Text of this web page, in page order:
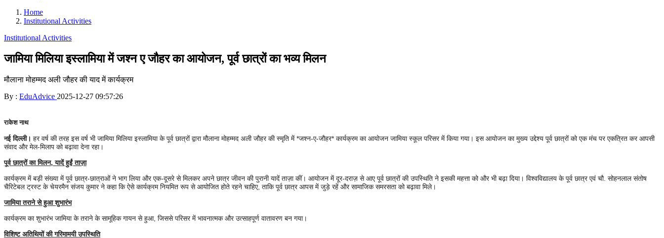
Home
Institutional Activities
Institutional Activities
जामिया मिलिया इस्लामिया में जश्न ए जौहर का आयोजन, पूर्व छात्रों का भव्य मिलन
मौलाना मोहम्मद अली जौहर की याद में कार्यक्रम
By : EduAdvice 2025-12-27 09:57:26
राकेश नाथ
नई दिल्ली। हर वर्ष की तरह इस वर्ष भी जामिया मिलिया इस्लामिया के पूर्व छात्रों द्वारा मौलाना मोहम्मद अली जौहर की स्मृति में *जश्न-ए-जौहर* कार्यक्रम का आयोजन जामिया स्कूल परिसर में किया गया। इस आयोजन का मुख्य उद्देश्य पूर्व छात्रों को एक मंच पर एकत्रित कर आपसी
संवाद और मेल-मिलाप को बढ़ावा देना रहा।
पूर्व छात्रों का मिलन, यादें हुईं ताज़ा
कार्यक्रम में बड़ी संख्या में पूर्व छात्र-छात्राओं ने भाग लिया और एक-दूसरे से मिलकर अपने छात्र जीवन की पुरानी यादें ताज़ा कीं। आयोजन में दूर-दराज़ से आए पूर्व छात्रों की उपस्थिति ने इसकी महत्ता को और भी बढ़ा दिया। विश्वविद्यालय के पूर्व छात्र एवं चौ. सोहनलाल संतोष
चैरिटेबल ट्रस्ट के चेयरमैन संजय कुमार ने कहा कि ऐसे कार्यक्रम नियमित रूप से आयोजित होते रहने चाहिए, ताकि पूर्व छात्र आपस में जुड़े रहें और सामाजिक समरसता को बढ़ावा मिले।
जामिया तराने से हुआ शुभारंभ
कार्यक्रम का शुभारंभ जामिया के तराने के सामूहिक गायन से हुआ, जिससे परिसर में भावनात्मक और उत्साहपूर्ण वातावरण बन गया।
विशिष्ट अतिथियों की गरिमामयी उपस्थिति